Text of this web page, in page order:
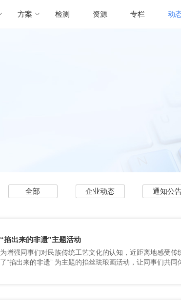
方案 检测 资源 专栏 动
全部 企业动态 通知公
“掐出来的非遗”主题活动
了“掐出来的非遗” 为主题的掐丝珐琅画活动，让同事们共同